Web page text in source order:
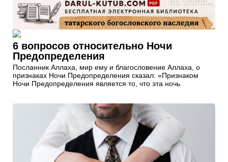
6 вопросов относительно Ночи
Предопределения
Посланник Аллаха, мир ему и благословение Аллаха, о
признаках Ночи Предопределения сказал: «Признаком
Ночи Предопределения является то, что эта ночь